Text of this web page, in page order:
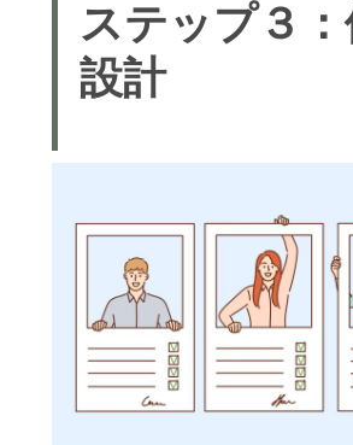
ステップ３
設計